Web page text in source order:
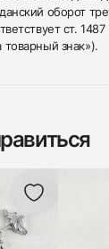
оборот
ст.
товарный знак»).